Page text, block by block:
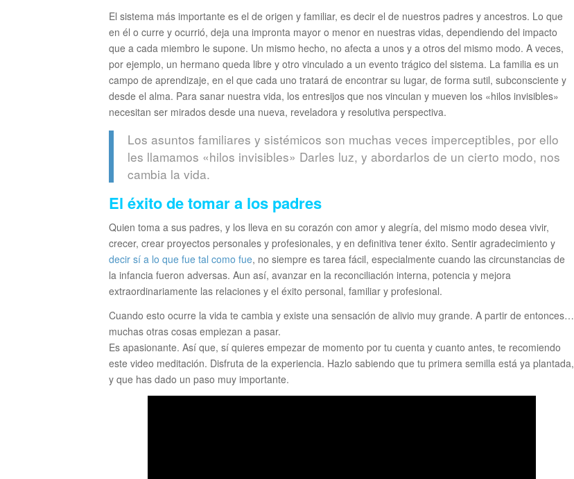
El sistema más importante es el de origen y familiar, es decir el de nuestros padres y ancestros. Lo que
en él o curre y ocurrió, deja una impronta mayor o menor en nuestras vidas, dependiendo del impacto
que a cada miembro le supone. Un mismo hecho, no afecta a unos y a otros del mismo modo. A veces,
por ejemplo, un hermano queda libre y otro vinculado a un evento trágico del sistema. La familia es un
campo de aprendizaje, en el que cada uno tratará de encontrar su lugar, de forma sutil, subconsciente y
desde el alma. Para sanar nuestra vida, los entresijos que nos vinculan y mueven los «hilos invisibles»
necesitan ser mirados desde una nueva, reveladora y resolutiva perspectiva.
Los asuntos familiares y sistémicos son muchas veces imperceptibles, por ello
les llamamos «hilos invisibles» Darles luz, y abordarlos de un cierto modo, nos
cambia la vida.
El éxito de tomar a los padres
Quien toma a sus padres, y los lleva en su corazón con amor y alegría, del mismo modo desea vivir,
crecer, crear proyectos personales y profesionales, y en definitiva tener éxito. Sentir agradecimiento y
decir sí a lo que fue tal como fue, no siempre es tarea fácil, especialmente cuando las circunstancias de
la infancia fueron adversas. Aun así, avanzar en la reconciliación interna, potencia y mejora
extraordinariamente las relaciones y el éxito personal, familiar y profesional.
Cuando esto ocurre la vida te cambia y existe una sensación de alivio muy grande. A partir de entonces…
muchas otras cosas empiezan a pasar.
Es apasionante. Así que, sí quieres empezar de momento por tu cuenta y cuanto antes, te recomiendo
este video meditación. Disfruta de la experiencia. Hazlo sabiendo que tu primera semilla está ya plantada,
y que has dado un paso muy importante.